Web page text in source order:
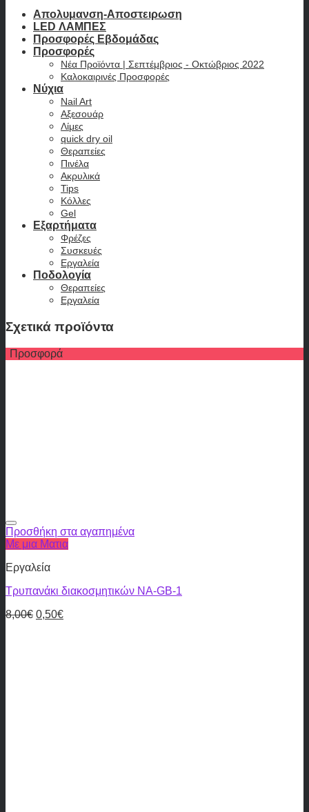
Απολυμανση-Αποστειρωση
LED ΛΑΜΠΕΣ
Προσφορές Εβδομάδας
Προσφορές
Νέα Προϊόντα | Σεπτέμβριος - Οκτώβριος 2022
Καλοκαιρινές Προσφορές
Νύχια
Nail Art
Αξεσουάρ
Λίμες
quick dry oil
Θεραπείες
Πινέλα
Ακρυλικά
Tips
Κόλλες
Gel
Εξαρτήματα
Φρέζες
Συσκευές
Εργαλεία
Ποδολογία
Θεραπείες
Εργαλεία
Σχετικά προϊόντα
Προσφορά
Προσθήκη στα αγαπημένα
Με μια Ματια
Εργαλεία
Τρυπανάκι διακοσμητικών NA-GB-1
8,00€ 0,50€